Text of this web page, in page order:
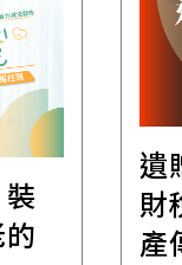
遺
財
產